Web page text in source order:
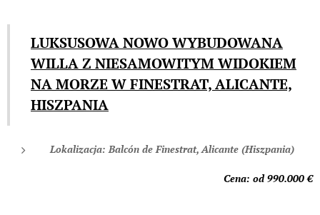
LUKSUSOWA NOWO WYBUDOWANA
WILLA Z NIESAMOWITYM WIDOKIEM
NA MORZE W FINESTRAT, ALICANTE,
HISZPANIA
Lokalizacja: Balcón de Finestrat, Alicante (Hiszpania)
Cena: od 990.000 €